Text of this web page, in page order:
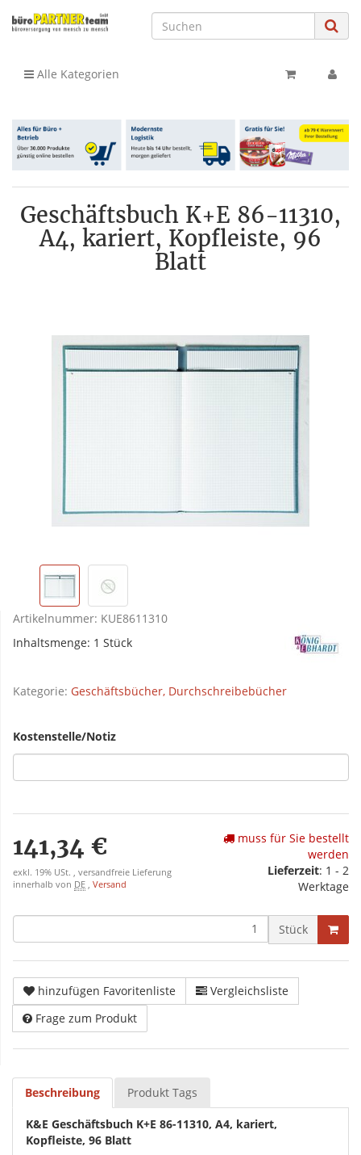
Alle Kategorien
Geschäftsbuch K+E 86-11310,
A4, kariert, Kopfleiste, 96
Blatt
Artikelnummer: KUE8611310
Inhaltsmenge: 1 Stück
Kategorie: Geschäftsbücher, Durchschreibebücher
Kostenstelle/Notiz
141,34 €
exkl. 19% USt. , versandfreie Lieferung
innerhalb von DE , Versand
muss für Sie bestellt
werden
Lieferzeit: 1 - 2
Werktage
Stück
hinzufügen Favoritenliste
Vergleichsliste
Frage zum Produkt
Beschreibung Produkt Tags
K&E Geschäftsbuch K+E 86-11310, A4, kariert,
Kopfleiste, 96 Blatt